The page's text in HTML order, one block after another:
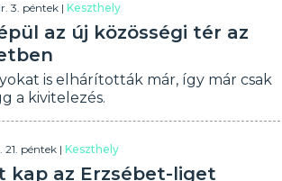
3. péntek |Keszthely
az új közösségi tér az
is elhárították már, így már csak
a kivitelezés.
21. péntek |Keszthely
kap az Erzsébet-liget